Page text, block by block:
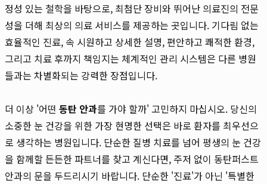
정성 있는 철학을 바탕으로, 최첨단 장비와 뛰어난 의료진의 전문
성을 더해 최상의 의료 서비스를 제공하는 곳입니다. 기다림 없는
효율적인 진료, 속 시원하고 상세한 설명, 편안하고 쾌적한 환경,
그리고 치료 후까지 책임지는 체계적인 관리 시스템은 다른 병원
들과는 차별화되는 강력한 장점입니다.
더 이상 '어떤 동탄 안과를 가야 할까' 고민하지 마십시오. 당신의
소중한 눈 건강을 위한 가장 현명한 선택은 바로 환자를 최우선으
로 생각하는 병원입니다. 단순한 질병 치료를 넘어 평생의 눈 건강
을 함께할 든든한 파트너를 찾고 계신다면, 주저 없이 동탄퍼스트
안과의 문을 두드리시기 바랍니다. 단순한 '진료'가 아닌 '특별한